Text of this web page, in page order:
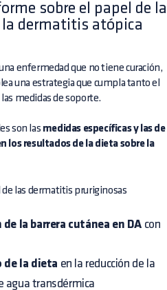
sobre el papel de la
la dermatitis atópica
enfermedad que no tiene curación,
una estrategia que cumpla tanto el
medidas de soporte.
son las medidas específicas y las de
los resultados de la dieta sobre la
las dermatitis pruriginosas
la barrera cutánea en DA con
de la dieta en la reducción de la
agua transdérmica